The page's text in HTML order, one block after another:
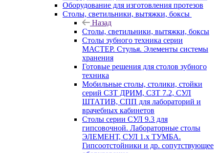
Оборудование для изготовления протезов
Cтолы, светильники, вытяжки, боксы
Назад
Cтолы, светильники, вытяжки, боксы
Столы зубного техника серии
МАСТЕР. Стулья. Элементы системы
хранения
Готовые решения для столов зубного
техника
Мобильные столы, столики, стойки
серий СЗТ ДРИМ, СЗТ 7.2, СУЛ
ШТАТИВ, СПП для лабораторий и
врачебных кабинетов
Столы серии СУЛ 9.3 для
гипсовочной. Лабораторные столы
ЭЛЕМЕНТ, СУЛ 1.х ТУМБА.
Гипсоотстойники и др. сопутствующее